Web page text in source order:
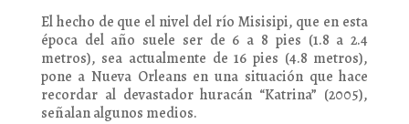
El hecho de que el nivel del río Misisipi, que en esta
época del año suele ser de 6 a 8 pies (1.8 a 2.4
metros), sea actualmente de 16 pies (4.8 metros),
pone a Nueva Orleans en una situación que hace
recordar al devastador huracán “Katrina” (2005),
señalan algunos medios.